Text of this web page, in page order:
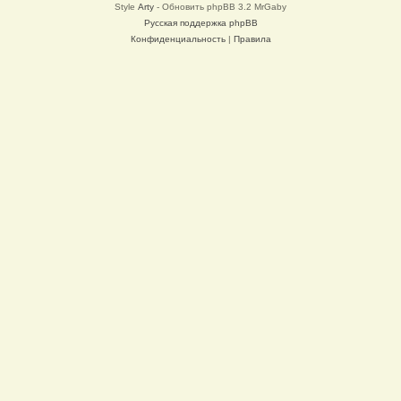
Style Arty - Обновить phpBB 3.2 MrGaby
Русская поддержка phpBB
Конфиденциальность| Правила